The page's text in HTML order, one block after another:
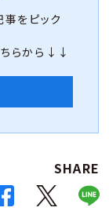
をピック
ちらから↓↓
SHARE